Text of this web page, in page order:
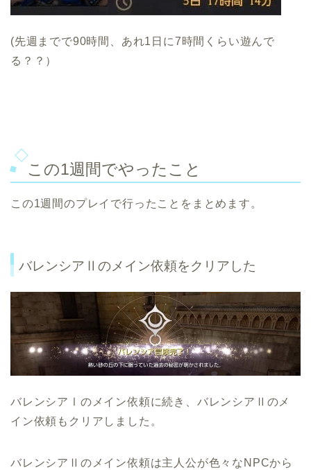
(先週までで90時間、あれ1日に7時間くらい遊んで
る？？）
この1週間でやったこと
この1週間のプレイで行ったことをまとめます。
バレンシアⅡのメイン依頼をクリアした
バレンシアⅠのメイン依頼に続き、バレンシアⅡのメ
イン依頼もクリアしました。
バレンシアⅡのメイン依頼は主人公が色々なNPCから